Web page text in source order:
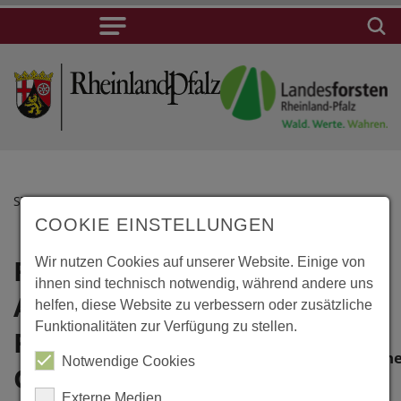
STARTSEITE
Roggentin,
Arboretum
Forstbotanischer
Garten Erbsland
Lage
Roggentin,
Arboretum
COOKIE EINSTELLUNGEN
Wir nutzen Cookies auf unserer Website. Einige von
ihnen sind technisch notwendig, während andere uns
helfen, diese Website zu verbessern oder zusätzliche
Funktionalitäten zur Verfügung zu stellen.
Notwendige Cookies
Externe Medien